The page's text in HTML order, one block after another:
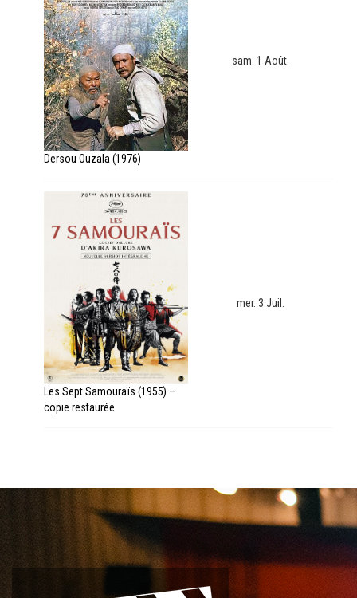
Dersou Ouzala (1976)
sam. 1 Août.
Les Sept Samouraïs (1955) –
copie restaurée
mer. 3 Juil.